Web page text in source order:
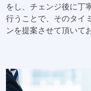
をし、チェンジ後に丁
行うことで、そのタイ
ンを提案させて頂いて